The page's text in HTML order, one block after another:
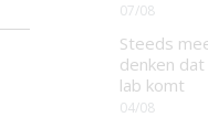
07/08
Steeds
denken
lab komt
04/08